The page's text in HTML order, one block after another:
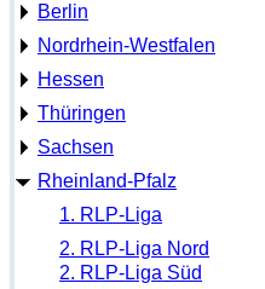
Berlin
Nordrhein-Westfalen
Hessen
Thüringen
Sachsen
Rheinland-Pfalz
1. RLP-Liga
2. RLP-Liga Nord
2. RLP-Liga Süd